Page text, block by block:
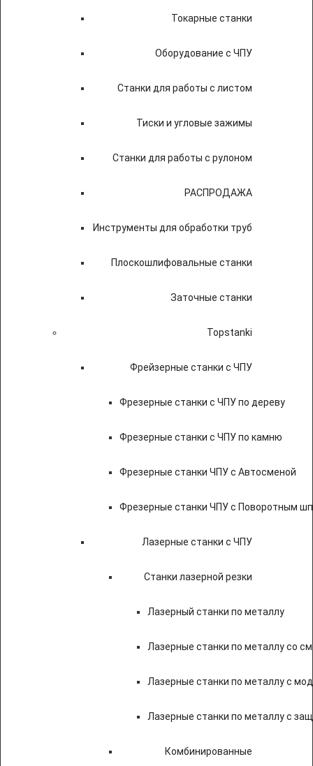
Токарные станки
Оборудование с ЧПУ
Станки для работы с листом
Тиски и угловые зажимы
Станки для работы с рулоном
РАСПРОДАЖА
Инструменты для обработки труб
Плоскошлифовальные станки
Заточные станки
Topstanki
Фрейзерные станки с ЧПУ
Фрезерные станки с ЧПУ по дереву
Фрезерные станки с ЧПУ по камню
Фрезерные станки ЧПУ с Автосменой
Фрезерные станки ЧПУ с Поворотным
Лазерные станки с ЧПУ
Станки лазерной резки
Лазерный станки по металлу
Лазерные станки по металлу со
Лазерные станки по металлу с
Лазерные станки по металлу с
Комбинированные